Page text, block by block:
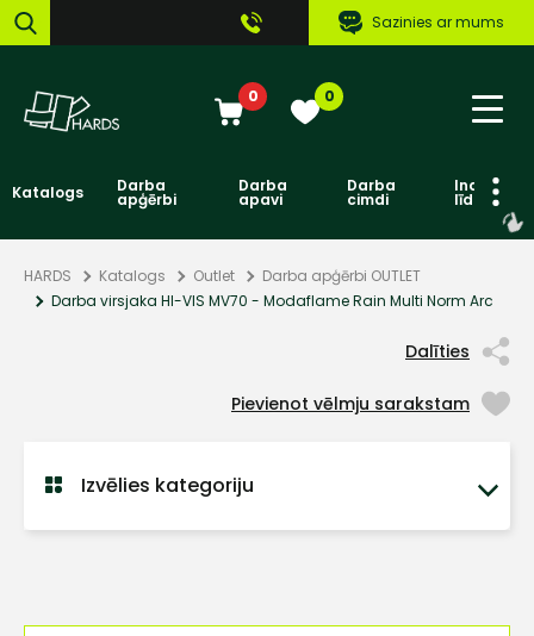
Sazinies ar mums
0 0
Katalogs Darba
apģērbi
Darba
apavi
Darba
cimdi līdzekļi
HARDS Katalogs Outlet
Darba apģērbi OUTLET
Darba virsjaka HI-VIS MV70 - Modaflame Rain Multi Norm Arc
Dalīties
Pievienot vēlmju sarakstam
Izvēlies kategoriju